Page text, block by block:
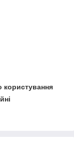
користування